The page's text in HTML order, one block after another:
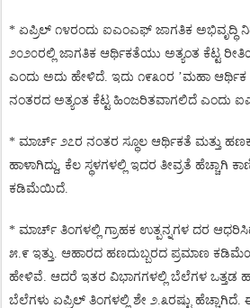
* ಏಪ್ರಿಲ್ ೧೪ರಂದು ಐಎಂಎಫ್ ಜಾಗತಿಕ ಅಭಿವೃದ್ಧಿ
೨೦೨೦ರಲ್ಲಿ ಜಾಗತಿಕ ಆರ್ಥಿಕತೆಯು ಅತ್ಯಂತ ಕೆಟ್ಟ
ಎಂದು ಅದು ಹೇಳಿದೆ. ಇದು ೧೯೩೦ರ ’ಮಹಾ ಆರ್ಥಿಕ
ನಂತರದ ಅತ್ಯಂತ ಕೆಟ್ಟ ಹಿಂಜರಿತವಾಗಲಿದೆ ಎಂದು
* ಮಾರ್ಚ್ ೨೭ರ ನಂತರ ಸ್ಥೂಲ ಆರ್ಥಿಕತೆ ಮತ್ತು
ಹಾಳಾಗಿದ್ದು, ಕೆಲ ಸ್ಥಳಗಳಲ್ಲಿ ಇದರ ತೀವ್ರತೆ ಹೆಚ್ಚಾಗಿ
ಕಡಿಮೆಯಿದೆ.
* ಮಾರ್ಚ್ ತಿಂಗಳಲ್ಲಿ ಗ್ರಾಹಕ ಉತ್ಪನ್ನಗಳ ದರ
೫.೯ ಇತ್ತು. ಆಹಾರದ ಹಣದುಬ್ಬರದ ಪ್ರಮಾಣ
ಹೇಳಿವೆ. ಆದರೆ ಇತರ ವಿಭಾಗಗಳಲ್ಲಿ ಬೆಲೆಗಳ ಒತ್ತಡ
ಬೆಲೆಗಳು ಏಪ್ರಿಲ್ ತಿಂಗಳಲ್ಲಿ ಶೇ ೨.೩ರಷ್ಟು ಹೆಚ್ಚಾಗಿದೆ.